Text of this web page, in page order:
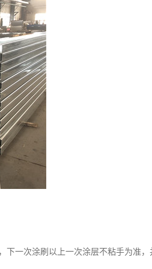
下一次涂刷以上一次涂层不粘手为准，